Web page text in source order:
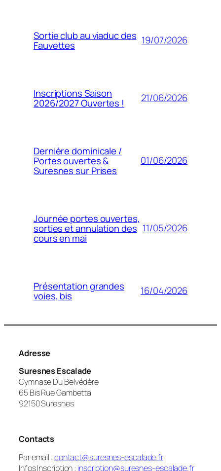
Sortie club au viaduc des
Fauvettes 19/07/2026
Inscriptions Saison
2026/2027 Ouvertes ! 21/06/2026
Dernière dominicale /
Portes ouvertes &
Suresnes sur Prises
01/06/2026
Journée portes ouvertes,
sorties et annulation des
cours en mai
11/05/2026
Présentation grandes
voies, bis 16/04/2026
Adresse
Suresnes Escalade
Gymnase Du Belvédère
65 Bis Rue Gambetta
92150 Suresnes
Contacts
Par email :contact@suresnes-escalade.fr
Infos Inscription : inscription@suresnes-escalade.fr